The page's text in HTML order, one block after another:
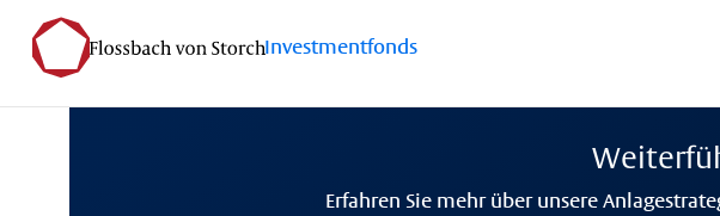
Investmentfonds
Erfahren Sie mehr über unsere